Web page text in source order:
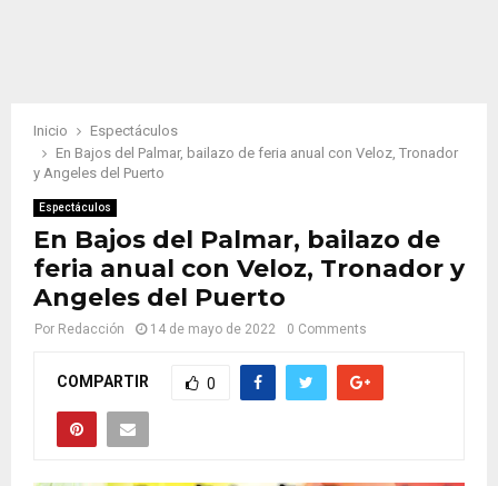
Inicio
Espectáculos
En Bajos del Palmar, bailazo de feria anual con Veloz, Tronador
y Angeles del Puerto
Espectáculos
En Bajos del Palmar, bailazo de
feria anual con Veloz, Tronador y
Angeles del Puerto
Por Redacción 14 de mayo de 2022 0 Comments
COMPARTIR 0